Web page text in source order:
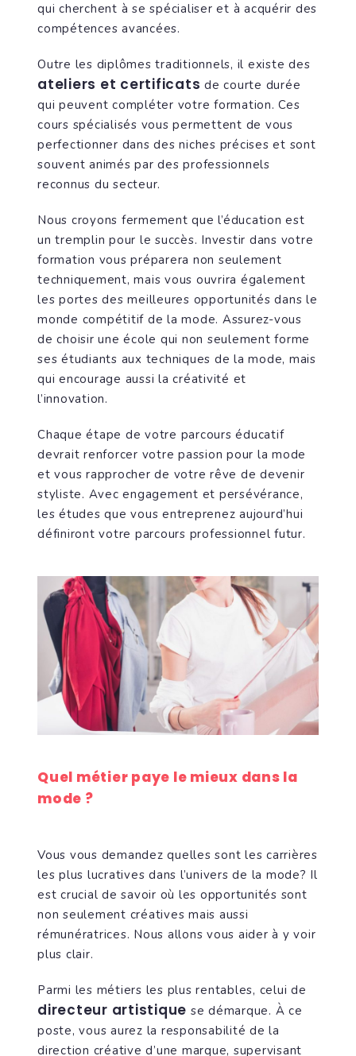
qui cherchent à se spécialiser et à acquérir des
compétences avancées.
Outre les diplômes traditionnels, il existe des
ateliers et certificats de courte durée
qui peuvent compléter votre formation. Ces
cours spécialisés vous permettent de vous
perfectionner dans des niches précises et sont
souvent animés par des professionnels
reconnus du secteur.
Nous croyons fermement que l’éducation est
un tremplin pour le succès. Investir dans votre
formation vous préparera non seulement
techniquement, mais vous ouvrira également
les portes des meilleures opportunités dans le
monde compétitif de la mode. Assurez-vous
de choisir une école qui non seulement forme
ses étudiants aux techniques de la mode, mais
qui encourage aussi la créativité et
l’innovation.
Chaque étape de votre parcours éducatif
devrait renforcer votre passion pour la mode
et vous rapprocher de votre rêve de devenir
styliste. Avec engagement et persévérance,
les études que vous entreprenez aujourd’hui
définiront votre parcours professionnel futur.
Quel métier paye le mieux dans la
mode ?
Vous vous demandez quelles sont les carrières
les plus lucratives dans l’univers de la mode? Il
est crucial de savoir où les opportunités sont
non seulement créatives mais aussi
rémunératrices. Nous allons vous aider à y voir
plus clair.
Parmi les métiers les plus rentables, celui de
directeur artistique se démarque. À ce
poste, vous aurez la responsabilité de la
direction créative d’une marque, supervisant